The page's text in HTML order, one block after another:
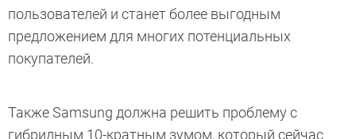
пользователей и станет более выгодным
предложением для многих потенциальных
покупателей.
Также Samsung должна решить проблему с
гибридным 10-кратным зумом, который сейчас